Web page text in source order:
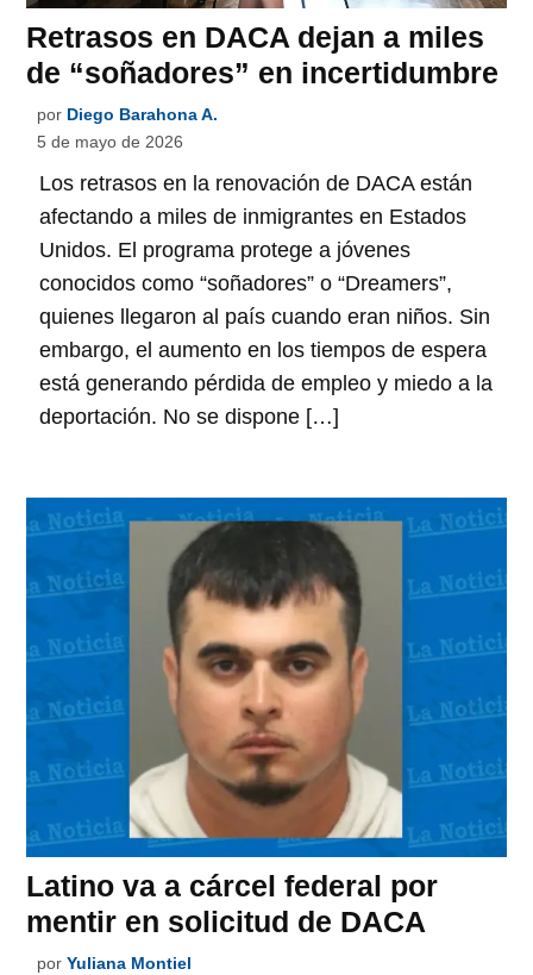
Retrasos en DACA dejan a miles
de “soñadores” en incertidumbre
por Diego Barahona A.
5 de mayo de 2026
Los retrasos en la renovación de DACA están
afectando a miles de inmigrantes en Estados
Unidos. El programa protege a jóvenes
conocidos como “soñadores” o “Dreamers”,
quienes llegaron al país cuando eran niños. Sin
embargo, el aumento en los tiempos de espera
está generando pérdida de empleo y miedo a la
deportación. No se dispone […]
Latino va a cárcel federal por
mentir en solicitud de DACA
por Yuliana Montiel